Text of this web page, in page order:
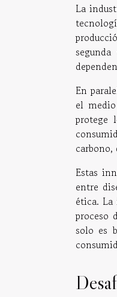
La
En
el
protege
Estas
entre
ética.
proceso
solo es